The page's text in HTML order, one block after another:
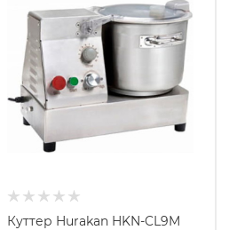
Куттер Hurakan HKN-CL9M